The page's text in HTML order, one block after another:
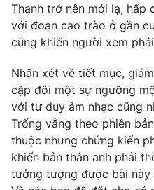
® Cấm sao chép dưới mọi
thuận bằng văn bản. Ghi rõ
thông tin từ website này.
Thanh trở nên mới lạ, hấp
với đoạn cao trào ở gần
cũng khiến người xem
Nhận xét về tiết mục,
cặp đôi một sự ngưỡng
với tư duy âm nhạc cũng
Trống vắng theo phiên
thuộc nhưng chứng kiến
khiến bản thân anh phải
tưởng tượng được bài này